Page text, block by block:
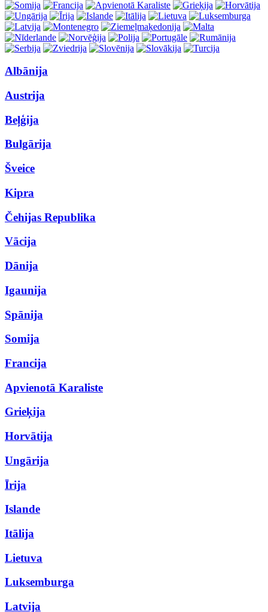
Albānija
Austrija
Beļģija
Bulgārija
Šveice
Kipra
Čehijas Republika
Vācija
Dānija
Igaunija
Spānija
Somija
Francija
Apvienotā Karaliste
Grieķija
Horvātija
Ungārija
Īrija
Islande
Itālija
Lietuva
Luksemburga
Latvija